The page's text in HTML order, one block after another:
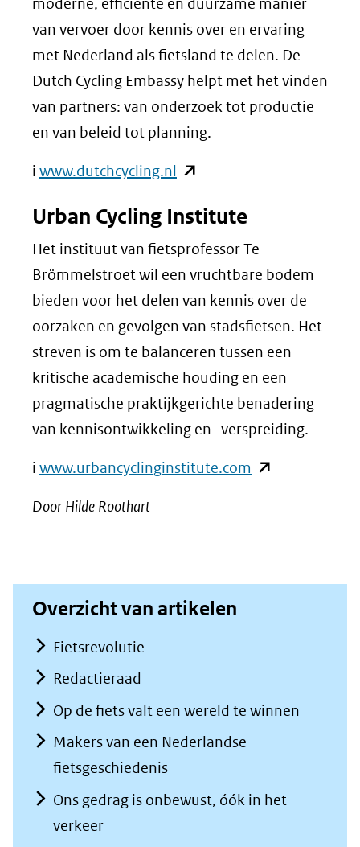
van vervoer door kennis over en ervaring
met Nederland als fietsland te delen. De
Dutch Cycling Embassy helpt met het vinden
van partners: van onderzoek tot productie
en van beleid tot planning.
i www.dutchcycling.nl (opent
nieuw
venster)
(verwijst
naar
een
andere
website)
Urban Cycling Institute
Het instituut van fietsprofessor Te
Brömmelstroet wil een vruchtbare bodem
bieden voor het delen van kennis over de
oorzaken en gevolgen van stadsfietsen. Het
streven is om te balanceren tussen een
kritische academische houding en een
pragmatische praktijkgerichte benadering
van kennisontwikkeling en -verspreiding.
i www.urbancyclinginstitute.com (opent
Door Hilde Roothart
Overzicht van artikelen
Fietsrevolutie
Redactieraad
Op de fiets valt een wereld te winnen
Makers van een Nederlandse
fietsgeschiedenis
Ons gedrag is onbewust, óók in het
verkeer